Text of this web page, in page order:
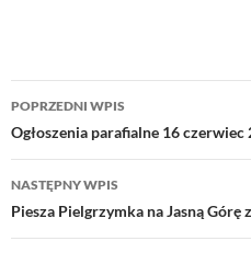
Nawigacja
wpisu
POPRZEDNI WPIS
Ogłoszenia parafialne 16 czerwiec
NASTĘPNY WPIS
Piesza Pielgrzymka na Jasną